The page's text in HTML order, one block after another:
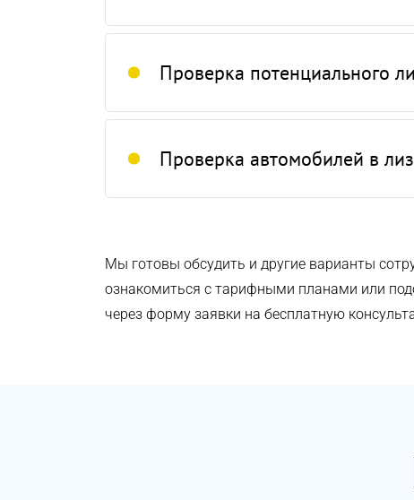
Проверка потенциального
Проверка автомобилей в
Мы готовы обсудить и другие варианты
ознакомиться с тарифными планами или
через форму заявки на бесплатную